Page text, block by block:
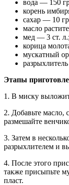
вода — 150
корень
сахар — 10
масло
мед — 3 ст. л.;
корица
мускатный
Этапы
1. В миску
2. Добавьте масло,
размешайте
3. Затем в
разрыхлителем и
4. После этого
также присыпьте
пласт.